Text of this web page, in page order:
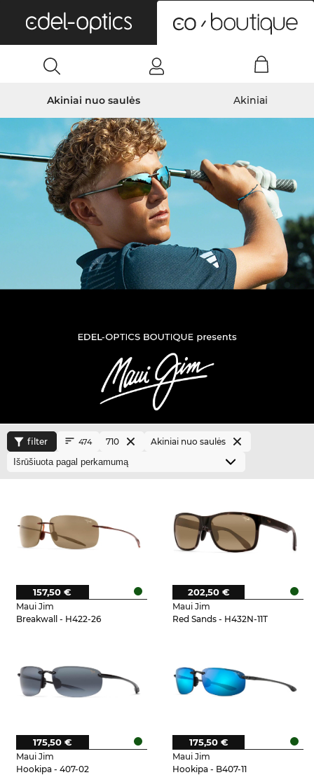
Akiniai nuo saulės Akiniai
filter 474 710 Akiniai nuo saulės
Maui Jim
Breakwall - H422-26
157,50 €
Maui Jim
Red Sands - H432N-11T
202,50 €
Maui Jim
Hookipa - 407-02
175,50 €
Maui Jim
Hookipa - B407-11
175,50 €